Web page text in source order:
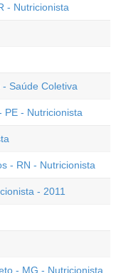
- Nutricionista
Saúde Coletiva
PE - Nutricionista
- RN - Nutricionista
- 2011
- MG - Nutricionista